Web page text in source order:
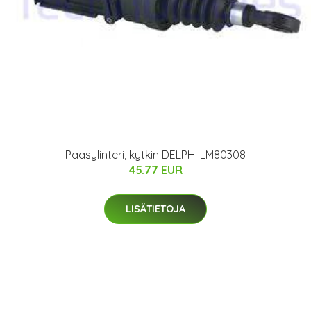
Pääsylinteri, kytkin DELPHI LM80308
45.77 EUR
LISÄTIETOJA